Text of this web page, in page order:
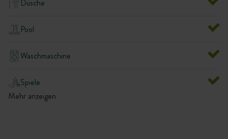
Dusche
Pool
Waschmaschine
Spiele
Mehr anzeigen